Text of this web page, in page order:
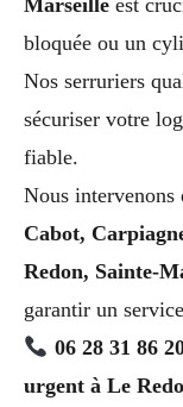
bloquée ou un
Nos serruriers
sécuriser votre
fiable.
Nous intervenons
Cabot,
Redon, Sainte-
garantir un
06 28 31 86
urgent à Le